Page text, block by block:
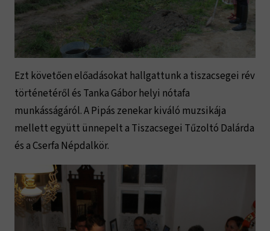
Ezt követően előadásokat hallgattunk a tiszacsegei rév
történetéről és Tanka Gábor helyi nótafa
munkásságáról. A Pipás zenekar kiváló muzsikája
mellett együtt ünnepelt a Tiszacsegei Tűzoltó Dalárda
és a Cserfa Népdalkör.